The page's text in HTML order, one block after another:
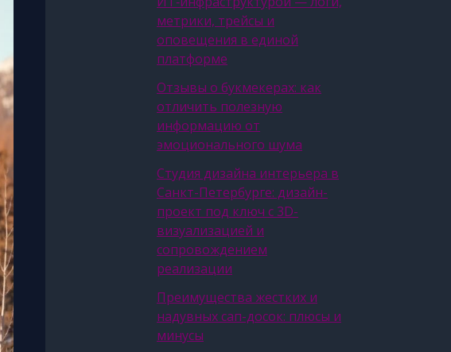
метрики, трейсы и
оповещения в единой
платформе
Отзывы о букмекерах: как
отличить полезную
информацию от
эмоционального шума
Студия дизайна интерьера в
Санкт-Петербурге: дизайн-
проект под ключ с 3D-
визуализацией и
сопровождением
реализации
Преимущества жестких и
надувных сап-досок: плюсы и
минусы